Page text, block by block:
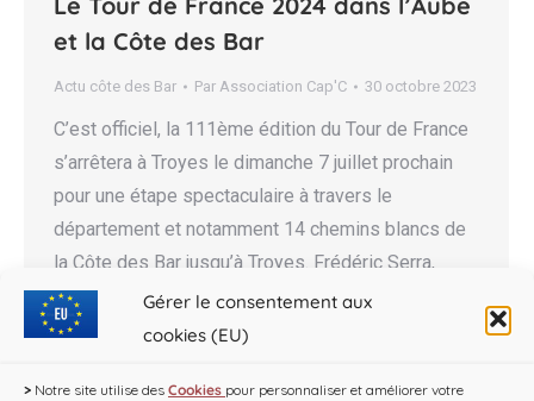
Gérer le consentement aux
cookies (EU)
> Notre site utilise des Cookies pour personnaliser et améliorer votre
et la Côte des Bar
Actu côte des Bar Par Association Cap'C 30 octobre 2023
C’est officiel, la 111ème édition du Tour de France
s’arrêtera à Troyes le dimanche 7 juillet prochain
pour une étape spectaculaire à travers le
département et notamment 14 chemins blancs de
la Côte des Bar jusqu’à Troyes. Frédéric Serra,
adjoint aux Sports, et David Garnerin, vice-
président de TCM en charge du Sport, étaient au